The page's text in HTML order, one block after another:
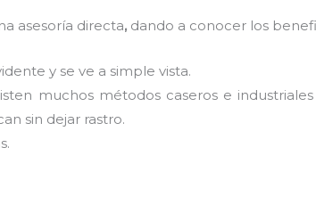
asesoría directa, dando a conocer los
y se ve a simple vista.
muchos métodos caseros e
sin dejar rastro.